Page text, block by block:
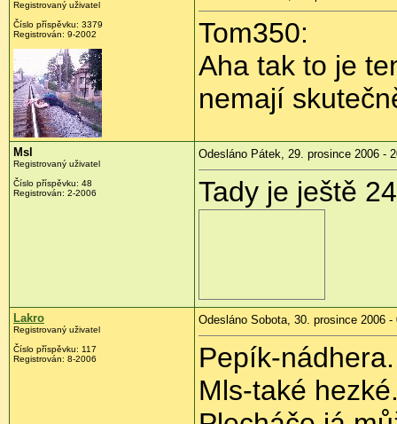
Registrovaný uživatel
Číslo příspěvku: 3379
Registrován: 9-2002
Tom350:
Aha tak to je
nemají
Msl
Registrovaný uživatel
Číslo příspěvku: 48
Registrován: 2-2006
Odesláno Pátek, 29. prosince 2006 -
Tady je ještě
Lakro
Registrovaný uživatel
Číslo příspěvku: 117
Registrován: 8-2006
Odesláno Sobota, 30. prosince 2006 -
Pepík-nádhera.
Mls-také